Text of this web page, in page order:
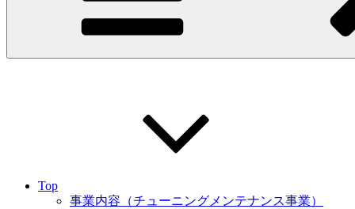
Top
事業内容（チューニングメンテナンス事業）